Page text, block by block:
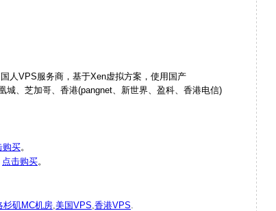
人VPS服务商，基于Xen虚拟方案，使用国产
、芝加哥、香港(pangnet、新世界、盈科、香港电信)
购买。
点击购买。
杉矶MC机房 美国VPS 香港VPS